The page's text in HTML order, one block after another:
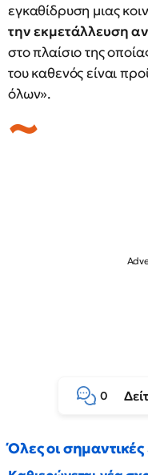
εγκαθίδρυση μιας
την εκμετάλλευση
στο πλαίσιο της
του καθενός είναι
όλων».
0
Όλες οι